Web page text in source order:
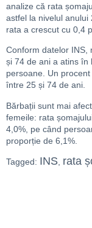
analize că rata
astfel la nivelul anului
rata a crescut cu 0,4
Conform datelor INS,
și 74 de ani a atins în
persoane. Un
între 25 și 74 de ani.
Bărbații sunt mai
femeile: rata
4,0%, pe când
proporție de 6,1%.
Tagged: INS rata